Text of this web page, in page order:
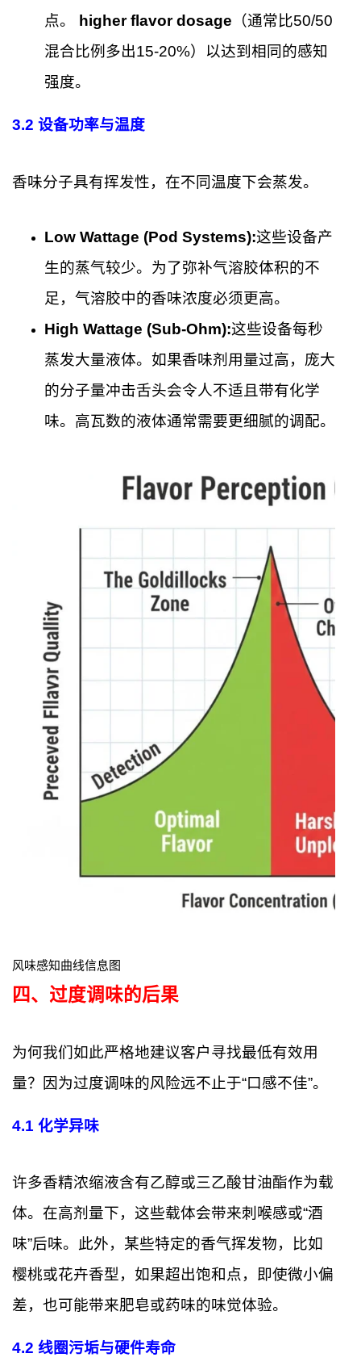
点。
higher flavor dosage （通常比50/50
混合比例多出15-20%）以达到相同的感知
强度。
3.2 设备功率与温度
香味分子具有挥发性，在不同温度下会蒸发。
Low Wattage (Pod Systems):这些设备产
生的蒸气较少。为了弥补气溶胶体积的不
足，气溶胶中的香味浓度必须更高。
High Wattage (Sub-Ohm):这些设备每秒
蒸发大量液体。如果香味剂用量过高，庞大
的分子量冲击舌头会令人不适且带有化学
味。高瓦数的液体通常需要更细腻的调配。
风味感知曲线信息图
四、过度调味的后果
为何我们如此严格地建议客户寻找最低有效用
量？因为过度调味的风险远不止于“口感不佳”。
4.1 化学异味
许多香精浓缩液含有乙醇或三乙酸甘油酯作为载
体。在高剂量下，这些载体会带来刺喉感或“酒
味”后味。此外，某些特定的香气挥发物，比如
樱桃或花卉香型，如果超出饱和点，即使微小偏
差，也可能带来肥皂或药味的味觉体验。
4.2 线圈污垢与硬件寿命